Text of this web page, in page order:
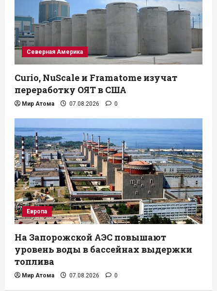
Северная Америка
Curio, NuScale и Framatome изучат
переработку ОЯТ в США
Мир Атома 07.08.2026 0
Европа
На Запорожской АЭС повышают
уровень воды в бассейнах выдержки
топлива
Мир Атома 07.08.2026 0